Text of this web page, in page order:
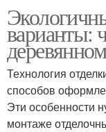
варианты:
Технология
способов
Эти особенности
монтаже